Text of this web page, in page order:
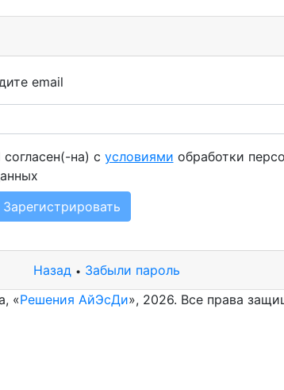
email
согласен(-на) с условиями обработки
Назад • Забыли пароль
«Решения АйЭсДи», 2026. Все права